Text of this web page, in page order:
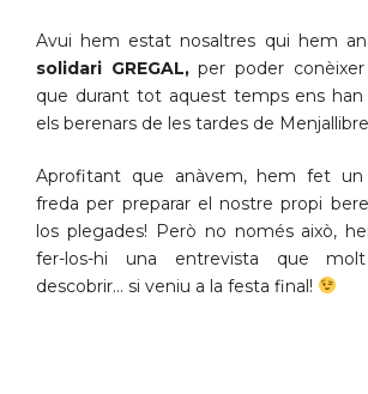
Avui hem estat nosaltres qui hem
solidari GREGAL,per poder
que durant tot aquest temps ens
els berenars de les tardes de
Aprofitant que anàvem, hem fet
freda per preparar el nostre propi
los plegades! Però no només això,
fer-los-hi una entrevista que
descobrir… si veniu a la festa final!